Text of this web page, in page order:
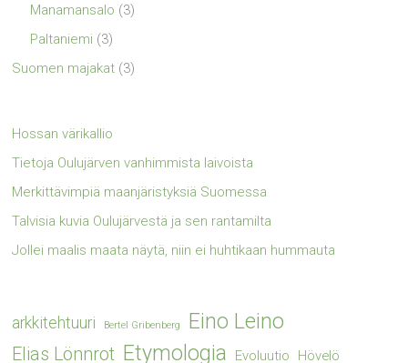
Manamansalo (3)
Paltaniemi (3)
Suomen majakat (3)
Hossan värikallio
Tietoja Oulujärven vanhimmista laivoista
Merkittävimpiä maanjäristyksiä Suomessa
Talvisia kuvia Oulujärvestä ja sen rantamilta
Jollei maalis maata näytä, niin ei huhtikaan hummauta
arkkitehtuuri Bertel Gribenberg Eino Leino
Elias Lönnrot Etymologia Evoluutio Hövelö